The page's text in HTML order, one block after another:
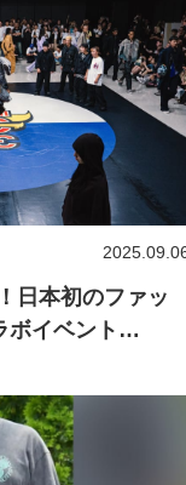
日本初のファッ
ボイベント
by Red Bull BC